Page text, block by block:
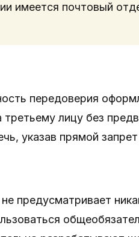
имеется почтовый
передоверия
лицу без
указав прямой
предусматривает